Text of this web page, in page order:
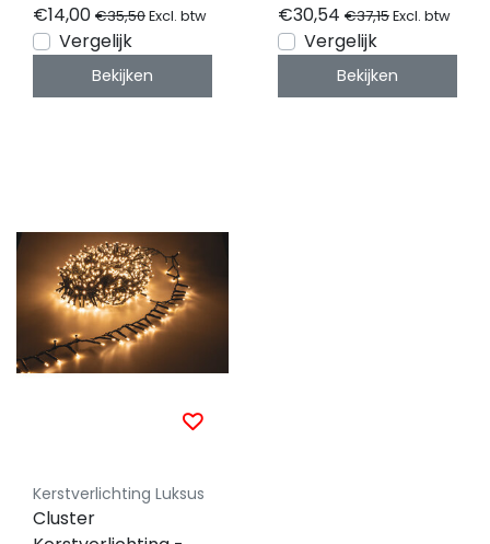
€14,00 €35,50Excl. btw
Vergelijk
Bekijken
€30,54 €37,15Excl. btw
Vergelijk
Bekijken
Kerstverlichting Luksus
Cluster